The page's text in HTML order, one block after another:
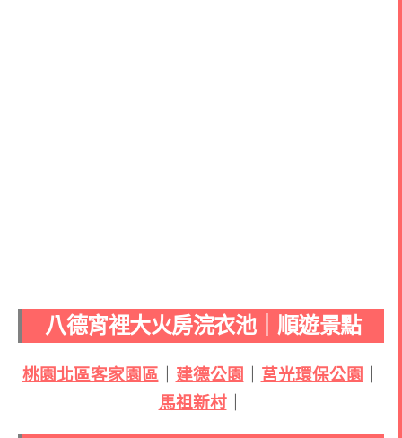
八德宵裡大火房浣衣池｜順遊景點
桃園北區客家園區｜ 建德公園 莒光環保公園
馬祖新村｜